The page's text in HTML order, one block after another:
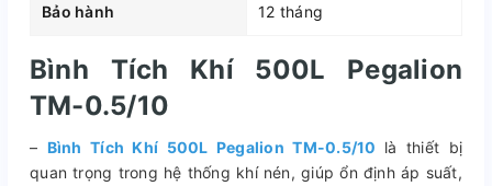
Bảo hành 12 tháng
Bình Tích Khí 500L Pegalion
TM-0.5/10
– Bình Tích Khí 500L Pegalion TM-0.5/10 là thiết bị
quan trọng trong hệ thống khí nén, giúp ổn định áp suất,